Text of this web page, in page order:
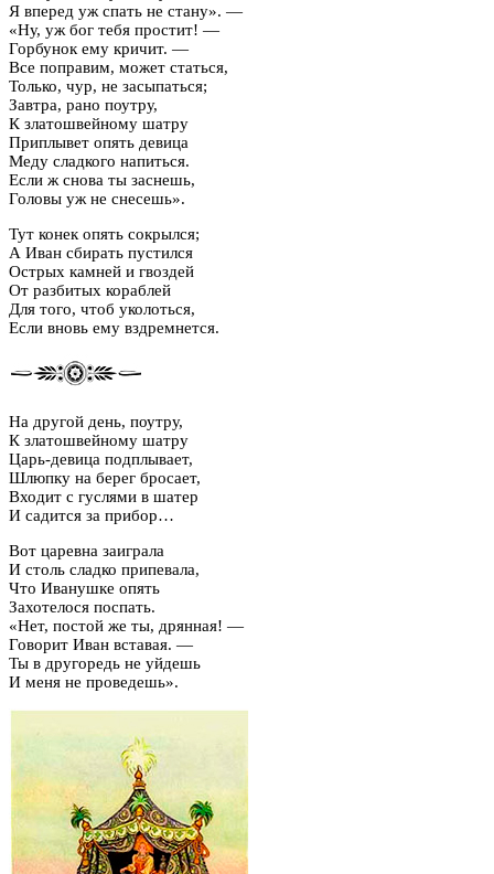
Я вперед уж спать не стану». —
«Ну, уж бог тебя простит! —
Горбунок ему кричит. —
Все поправим, может статься,
Только, чур, не засыпаться;
Завтра, рано поутру,
К златошвейному шатру
Приплывет опять девица
Меду сладкого напиться.
Если ж снова ты заснешь,
Головы уж не снесешь».
Тут конек опять сокрылся;
А Иван сбирать пустился
Острых камней и гвоздей
От разбитых кораблей
Для того, чтоб уколоться,
Если вновь ему вздремнется.
На другой день, поутру,
К златошвейному шатру
Царь-девица подплывает,
Шлюпку на берег бросает,
Входит с гуслями в шатер
И садится за прибор…
Вот царевна заиграла
И столь сладко припевала,
Что Иванушке опять
Захотелося поспать.
«Нет, постой же ты, дрянная! —
Говорит Иван вставая. —
Ты в другоредь не уйдешь
И меня не проведешь».